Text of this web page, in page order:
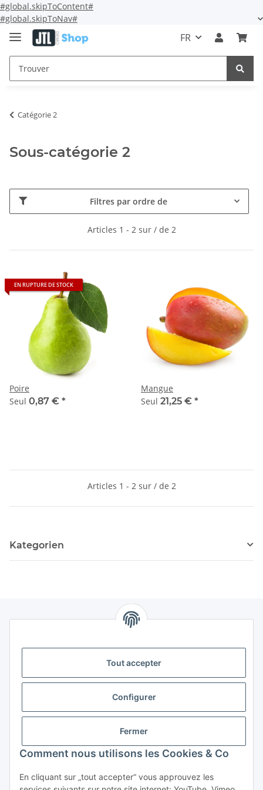
#global.skipToContent#
#global.skipToNav#
Tout accepter
Configurer
Fermer
Comment nous utilisons les Cookies & Co
En cliquant sur „tout accepter“ vous approuvez les
FR
Catégorie 2
Sous-catégorie 2
Filtres par ordre de
Articles 1 - 2 sur / de 2
EN RUPTURE DE STOCK
Poire
Seul 0,87 € *
Mangue
Seul 21,25 € *
Articles 1 - 2 sur / de 2
Kategorien
Storkower Straße 158
D-10407 Berlin
CONTACT
Fax: +49 (0)30 555 70 70 – 99